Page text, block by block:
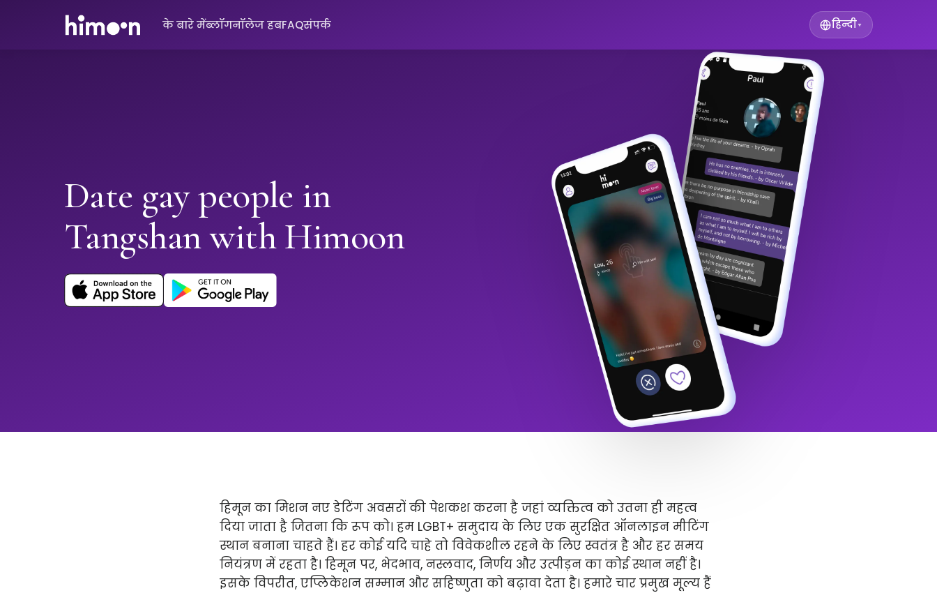
के बारे मेंब्लॉगनॉलेज हबFAQसंपर्क हिन्दी▾
Date gay people in
Tangshan with Himoon
हिमून का मिशन नए डेटिंग अवसरों की पेशकश करना है जहां व्यक्तित्व को उतना ही महत्व
दिया जाता है जितना कि रूप को। हम LGBT+ समुदाय के लिए एक सुरक्षित ऑनलाइन मीटिंग
स्थान बनाना चाहते हैं। हर कोई यदि चाहे तो विवेकशील रहने के लिए स्वतंत्र है और हर समय
नियंत्रण में रहता है। हिमून पर, भेदभाव, नस्लवाद, निर्णय और उत्पीड़न का कोई स्थान नहीं है।
इसके विपरीत, एप्लिकेशन सम्मान और सहिष्णुता को बढ़ावा देता है। हमारे चार प्रमुख मूल्य हैं